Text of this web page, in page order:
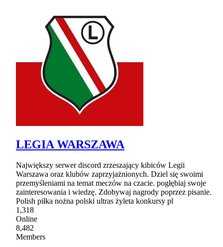
LEGIA WARSZAWA
Największy serwer discord zrzeszający kibiców Legii
Warszawa oraz klubów zaprzyjażnionych. Dziel się swoimi
przemyśleniami na temat meczów na czacie. pogłębiaj swoje
zainteresowania i wiedzę. Zdobywaj nagrody poprzez pisanie.
Polish piłka nożna polski ultras żyleta konkursy pl
1,318
Online
8,482
Members